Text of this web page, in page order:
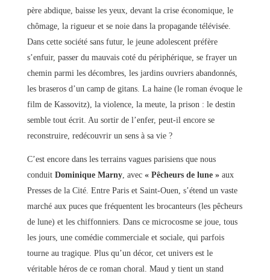
père abdique, baisse les yeux, devant la crise économique, le
chômage, la rigueur et se noie dans la propagande télévisée.
Dans cette société sans futur, le jeune adolescent préfère
s’enfuir, passer du mauvais coté du périphérique, se frayer un
chemin parmi les décombres, les jardins ouvriers abandonnés,
les braseros d’un camp de gitans. La haine (le roman évoque le
film de Kassovitz), la violence, la meute, la prison : le destin
semble tout écrit. Au sortir de l’enfer, peut-il encore se
reconstruire, redécouvrir un sens à sa vie ?
C’est encore dans les terrains vagues parisiens que nous
conduit Dominique Marny, avec « Pêcheurs de lune » aux
Presses de la Cité. Entre Paris et Saint-Ouen, s’étend un vaste
marché aux puces que fréquentent les brocanteurs (les pêcheurs
de lune) et les chiffonniers. Dans ce microcosme se joue, tous
les jours, une comédie commerciale et sociale, qui parfois
tourne au tragique. Plus qu’un décor, cet univers est le
véritable héros de ce roman choral. Maud y tient un stand